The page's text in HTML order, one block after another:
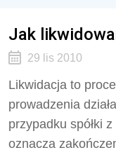
Jak
29 lis 2010
Likwidacja to
prowadzenia
przypadku spółki
oznacza